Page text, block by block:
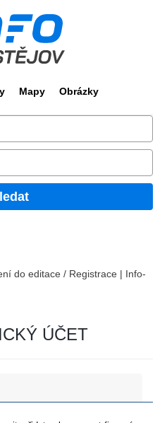
Mapy Obrázky
do editace / Registrace | Info-
ÚČET